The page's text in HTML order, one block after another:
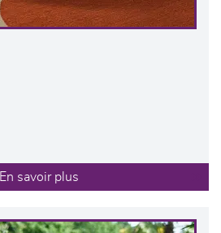
En savoir plus